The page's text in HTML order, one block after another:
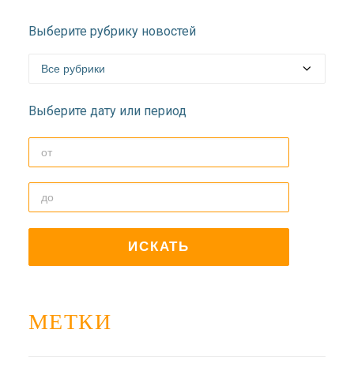
Выберите рубрику новостей
Выберите дату или период
МЕТКИ